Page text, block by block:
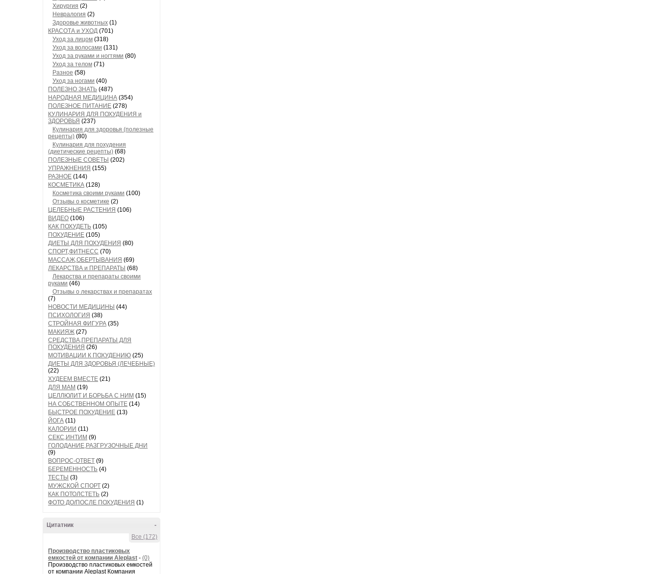
Хирургия (2)
Невралогия (2)
Здоровье животных (1)
КРАСОТА и УХОД (701)
Уход за лицом (318)
Уход за волосами (131)
Уход за руками и ногтями (80)
Уход за телом (71)
Разное (58)
Уход за ногами (40)
ПОЛЕЗНО ЗНАТЬ (487)
НАРОДНАЯ МЕДИЦИНА (354)
ПОЛЕЗНОЕ ПИТАНИЕ (278)
КУЛИНАРИЯ ДЛЯ ПОХУДЕНИЯ и
ЗДОРОВЬЯ (237)
Кулинария для здоровья (полезные
рецепты) (80)
Кулинария для похудения
(диетические рецепты) (68)
ПОЛЕЗНЫЕ СОВЕТЫ (202)
УПРАЖНЕНИЯ (155)
РАЗНОЕ (144)
КОСМЕТИКА (128)
Косметика своими руками (100)
Отзывы о косметике (2)
ЦЕЛЕБНЫЕ РАСТЕНИЯ (106)
ВИДЕО (106)
КАК ПОХУДЕТЬ (105)
ПОХУДЕНИЕ (105)
ДИЕТЫ ДЛЯ ПОХУДЕНИЯ (80)
СПОРТ,ФИТНЕСС (70)
МАССАЖ,ОБЕРТЫВАНИЯ (69)
ЛЕКАРСТВА и ПРЕПАРАТЫ (68)
Лекарства и препараты своими
руками (46)
Отзывы о лекарствах и препаратах
(7)
НОВОСТИ МЕДИЦИНЫ (44)
ПСИХОЛОГИЯ (38)
СТРОЙНАЯ ФИГУРА (35)
МАКИЯЖ (27)
СРЕДСТВА,ПРЕПАРАТЫ ДЛЯ
ПОХУДЕНИЯ (26)
МОТИВАЦИИ К ПОХУДЕНИЮ (25)
ДИЕТЫ ДЛЯ ЗДОРОВЬЯ (ЛЕЧЕБНЫЕ)
(22)
ХУДЕЕМ ВМЕСТЕ (21)
ДЛЯ МАМ (19)
ЦЕЛЛЮЛИТ И БОРЬБА С НИМ (15)
НА СОБСТВЕННОМ ОПЫТЕ (14)
БЫСТРОЕ ПОХУДЕНИЕ (13)
ЙОГА (11)
КАЛОРИИ (11)
СЕКС,ИНТИМ (9)
ГОЛОДАНИЕ,РАЗГРУЗОЧНЫЕ ДНИ
(9)
ВОПРОС-ОТВЕТ (9)
БЕРЕМЕННОСТЬ (4)
ТЕСТЫ (3)
МУЖСКОЙ СПОРТ (2)
КАК ПОТОЛСТЕТЬ (2)
ФОТО ДО/ПОСЛЕ ПОХУДЕНИЯ (1)
-
Цитатник
Все (172)
Производство пластиковых
емкостей от компании Aleplast - (0)
Производство пластиковых емкостей
от компании Aleplast Компания